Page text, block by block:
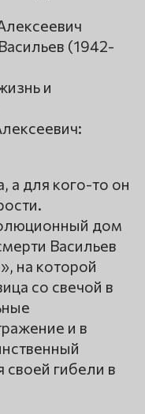
(1942-
и
а для кого-то он
дом
Васильев
на которой
со свечой в
и в
своей гибели в